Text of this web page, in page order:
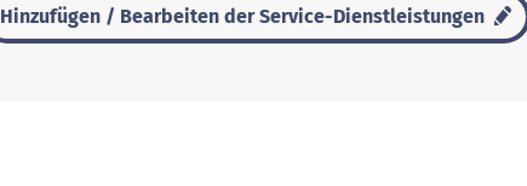
Hinzufügen / Bearbeiten der Service-Dienstleistungen